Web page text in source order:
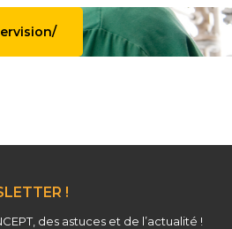
!
des astuces et de l’actualité !